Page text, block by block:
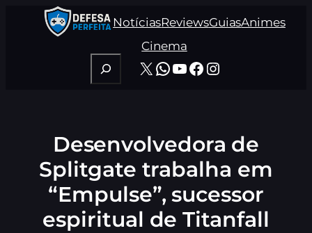
NotíciasReviewsGuiasAnimes
Cinema
Pesquisar
X WhatsApp
Youtube
Facebook
Instagram
Desenvolvedora de
Splitgate trabalha em
“Empulse”, sucessor
espiritual de Titanfall